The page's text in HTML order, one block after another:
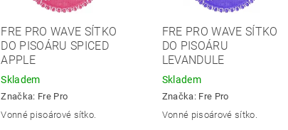
FRE PRO WAVE SÍTKO
DO PISOÁRU SPICED
APPLE
Skladem
Značka: Fre Pro
Vonné pisoárové sítko.
FRE PRO WAVE SÍTKO
DO PISOÁRU
LEVANDULE
Skladem
Značka: Fre Pro
Vonné pisoárové sítko.